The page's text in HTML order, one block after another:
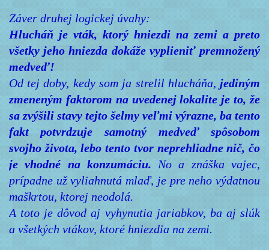
Záver druhej logickej úvahy:
Hlucháň je vták, ktorý hniezdi na zemi a preto
všetky jeho hniezda dokáže vyplieniť premnožený
medveď!
Od tej doby, kedy som ja strelil hlucháňa,jediným
zmeneným faktorom na uvedenej lokalite je to, že
sa zvýšili stavy tejto šelmy veľmi výrazne, ba tento
fakt potvrdzuje samotný medveď spôsobom
svojho života, lebo tento tvor neprehliadne nič, čo
je vhodné na konzumáciu. No a znáška vajec,
prípadne už vyliahnutá mlaď, je pre neho výdatnou
maškrtou, ktorej neodolá.
A toto je dôvod aj vyhynutia jariabkov, ba aj slúk
a všetkých vtákov, ktoré hniezdia na zemi.